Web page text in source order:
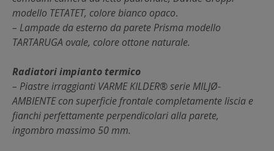
modello TETATET, colore bianco opaco.
– Lampade da esterno da parete Prisma modello
TARTARUGA ovale, colore ottone naturale.
Radiatori impianto termico
– Piastre irraggianti VARME KILDER® serie MILJØ-
AMBIENTE con superficie frontale completamente liscia e
fianchi perfettamente perpendicolari alla parete,
ingombro massimo 50 mm.